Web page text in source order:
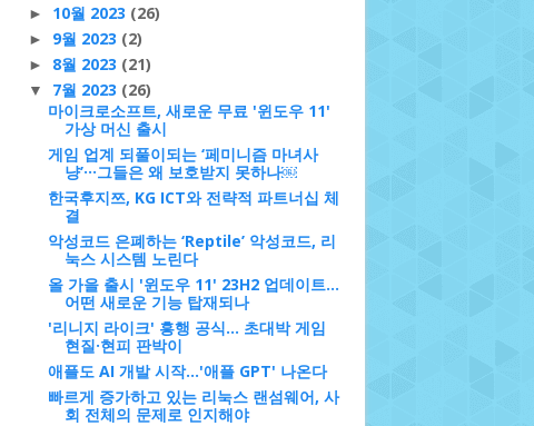
► 10월 2023 (26)
► 9월 2023 (2)
► 8월 2023 (21)
▼ 7월 2023 (26)
마이크로소프트, 새로운 무료 '윈도우 11'
가상 머신 출시
게임 업계 되풀이되는 ‘페미니즘 마녀사
냥’···그들은 왜 보호받지 못하나￼
한국후지쯔, KG ICT와 전략적 파트너십 체
결
악성코드 은폐하는 ‘Reptile’ 악성코드, 리
눅스 시스템 노린다
올 가을 출시 '윈도우 11' 23H2 업데이트…
어떤 새로운 기능 탑재되나
'리니지 라이크' 흥행 공식… 초대박 게임
현질·현피 판박이
애플도 AI 개발 시작...'애플 GPT' 나온다
빠르게 증가하고 있는 리눅스 랜섬웨어, 사
회 전체의 문제로 인지해야